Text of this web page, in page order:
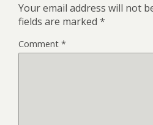
Your email address will not
fields are marked *
Comment *